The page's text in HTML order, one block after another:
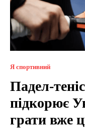
Я спортивний
Падел-
підкорює
грати вже